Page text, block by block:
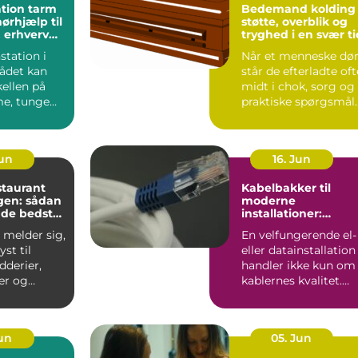
tarm
til
erhverv
i
kan
på
tunge
Bedemand kolding
støtte, overblik og
tryghed i en svær
Når et menneske
står de efterladte
midt i chok, sorg og
praktiske spørgsmål
sådan
bedste
i
melder sig,
til
og
16. Jun
Kabelbakker til
moderne
installationer:
anvendelse
En velfungerende el-
eller datainstallation
handler ikke kun om
kablernes kvalitet.
05. Jun